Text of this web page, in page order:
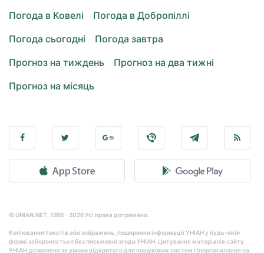
Погода в Ковелі
Погода в Добропіллі
Погода сьогодні
Погода завтра
Прогноз на тиждень
Прогноз на два тижні
Прогноз на місяць
© UNIAN.NET, 1998 - 2026 Усі права дотримано.
Копіювання текстів або зображень, поширення інформації УНІАН у будь-якій
формі забороняється без письмової згоди УНІАН. Цитування матеріалів сайту
УНІАН дозволено за умови відкритого для пошукових систем гіперпосилання на